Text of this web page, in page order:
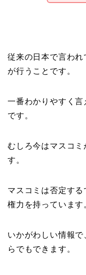
従来の日本で言われ
が行うことです。
一番わかりやすく
です。
むしろ今はマスコミ
す。
マスコミは否定す
権力を持っています
いかがわしい情報で
らでもできます。